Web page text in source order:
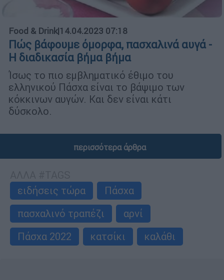
Food & Drink|14.04.2023 07:18
Πώς βάφουμε όμορφα, πασχαλινά αυγά -
Η διαδικασία βήμα βήμα
Ίσως το πιο εμβληματικό έθιμο του
ελληνικού Πάσχα είναι το βάψιμο των
κόκκινων αυγών. Και δεν είναι κάτι
δύσκολο.
περισσότερα άρθρα
ειδήσεις τώρα
Πάσχα
πασχαλινό τραπέζι
αρνί
Πάσχα 2022
κατσίκι καλάθι